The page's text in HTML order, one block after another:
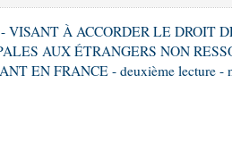
- VISANT À ACCORDER LE DROIT
AUX ÉTRANGERS NON
EN FRANCE - deuxième lecture -